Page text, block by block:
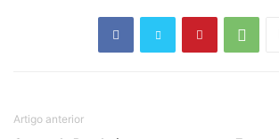
Artigo anterior